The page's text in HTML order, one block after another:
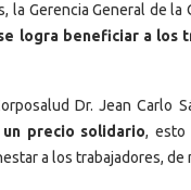
Gerencia General de la
logra beneficiar a
Dr. Jean Carlo
precio solidario, esto
a los trabajadores, de